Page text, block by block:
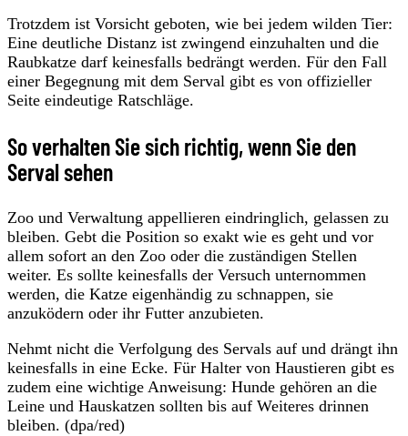
Trotzdem ist Vorsicht geboten, wie bei jedem wilden Tier:
Eine deutliche Distanz ist zwingend einzuhalten und die
Raubkatze darf keinesfalls bedrängt werden. Für den Fall
einer Begegnung mit dem Serval gibt es von offizieller
Seite eindeutige Ratschläge.
So verhalten Sie sich richtig, wenn Sie den
Serval sehen
Zoo und Verwaltung appellieren eindringlich, gelassen zu
bleiben. Gebt die Position so exakt wie es geht und vor
allem sofort an den Zoo oder die zuständigen Stellen
weiter. Es sollte keinesfalls der Versuch unternommen
werden, die Katze eigenhändig zu schnappen, sie
anzuködern oder ihr Futter anzubieten.
Nehmt nicht die Verfolgung des Servals auf und drängt ihn
keinesfalls in eine Ecke. Für Halter von Haustieren gibt es
zudem eine wichtige Anweisung: Hunde gehören an die
Leine und Hauskatzen sollten bis auf Weiteres drinnen
bleiben. (dpa/red)